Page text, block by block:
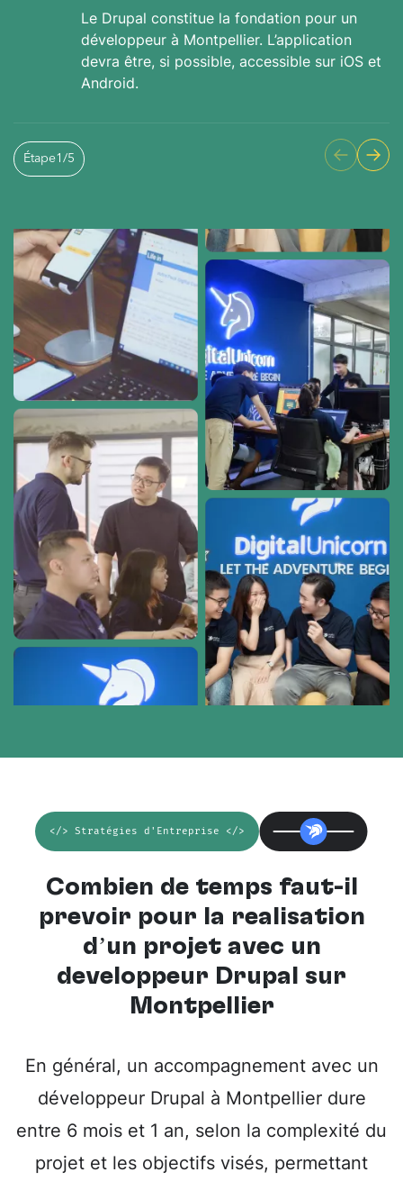
Le Drupal constitue la fondation pour un
développeur à Montpellier. L’application
devra être, si possible, accessible sur iOS et
Android.
Étape1 /5
</> Stratégies d'Entreprise </>
Combien de temps faut-il
prévoir pour la réalisation
d’un projet avec un
développeur Drupal sur
Montpellier
En général, un accompagnement avec un
développeur Drupal à Montpellier dure
entre 6 mois et 1 an, selon la complexité du
projet et les objectifs visés, permettant